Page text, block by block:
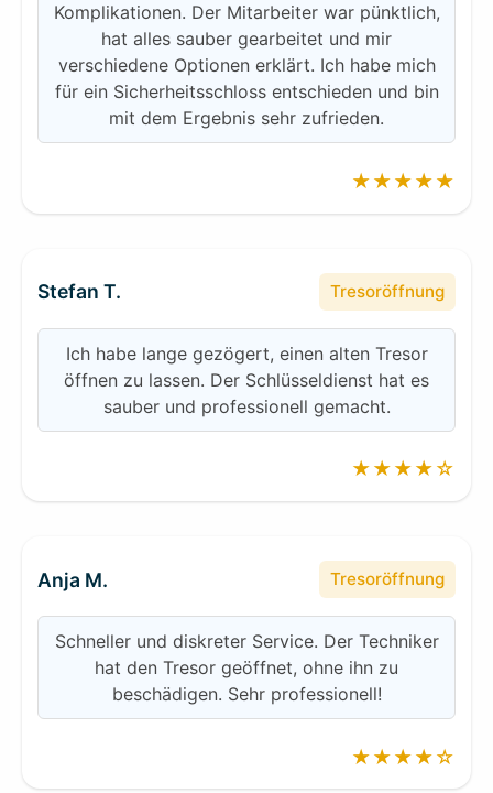
Komplikationen. Der Mitarbeiter war pünktlich,
hat alles sauber gearbeitet und mir
verschiedene Optionen erklärt. Ich habe mich
für ein Sicherheitsschloss entschieden und bin
mit dem Ergebnis sehr zufrieden.
★★★★★
Stefan T. Tresoröffnung
Ich habe lange gezögert, einen alten Tresor
öffnen zu lassen. Der Schlüsseldienst hat es
sauber und professionell gemacht.
★★★★☆
Anja M. Tresoröffnung
Schneller und diskreter Service. Der Techniker
hat den Tresor geöffnet, ohne ihn zu
beschädigen. Sehr professionell!
★★★★☆